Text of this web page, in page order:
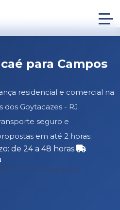
para Campos
residencial e comercial na
Goytacazes - RJ.
seguro e
em até 2 horas.
de 24 a 48 horas
Falar no WhatsApp